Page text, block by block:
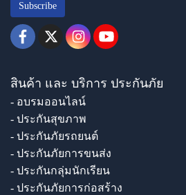
Subscribe
สินค้า และ บริการ ประกันภัย
- อบรมออนไลน์
- ประกันสุขภาพ
- ประกันภัยรถยนต์
- ประกันภัยการขนส่ง
- ประกันกลุ่มนักเรียน
- ประกันภัยการก่อสร้าง